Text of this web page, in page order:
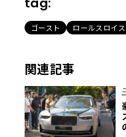
ゴースト ロールスロイス
関連記事